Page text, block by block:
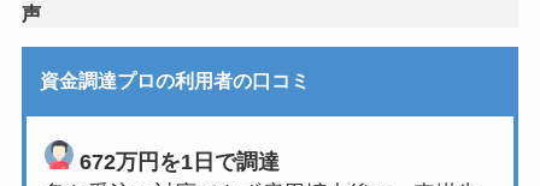
声
資金調達プロの利用者の口コミ
672万円を1日で調達